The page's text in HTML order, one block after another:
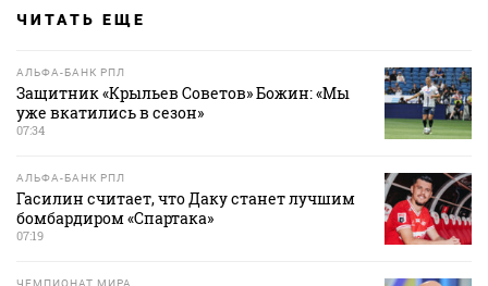
ЧИТАТЬ ЕЩЕ
АЛЬФА-БАНК РПЛ
Защитник «Крыльев Советов» Божин: «Мы
уже вкатились в сезон»
07:34
АЛЬФА-БАНК РПЛ
Гасилин считает, что Даку станет лучшим
бомбардиром «Спартака»
07:19
ЧЕМПИОНАТ МИРА